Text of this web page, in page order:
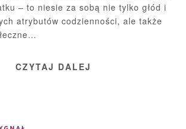
– to niesie za sobą nie tylko głód i
atrybutów codzienności, ale także
CZYTAJ DALEJ